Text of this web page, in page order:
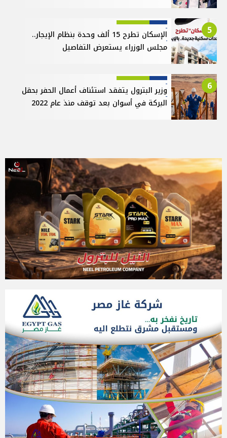
5
الإسكان تطرح 15 ألف وحدة بنظام الإيجار..
مجلس الوزراء يستعرض التفاصيل
6
وزير البترول يتفقد استئناف أعمال الحفر بحقل
البركة في أسوان بعد توقف منذ عام 2022